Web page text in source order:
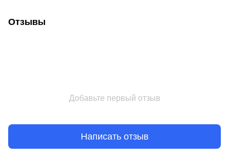
Отзывы
Добавьте первый отзыв
Написать отзыв